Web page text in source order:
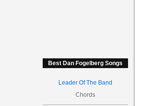
Best Dan Fogelberg Songs
Leader Of The Band
Chords